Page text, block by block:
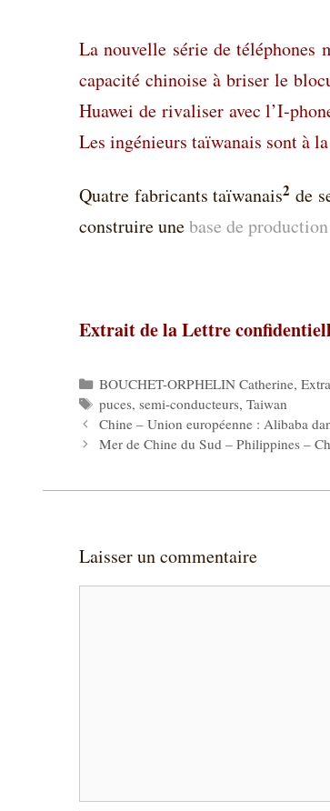
La nouvelle série de téléphones
capacité chinoise à briser le
Huawei de rivaliser avec l’I-
Les ingénieurs taïwanais sont à
Quatre fabricants taïwanais2 de
construire unebase de
Extrait de la Lettre
Catégories
BOUCHET-ORPHELIN Catherine,
Étiquettes
puces,semi-conducteurs,Taiwan
Chine – Union européenne : Alibaba
Mer de Chine du Sud – Philippines –
Laisser un commentaire